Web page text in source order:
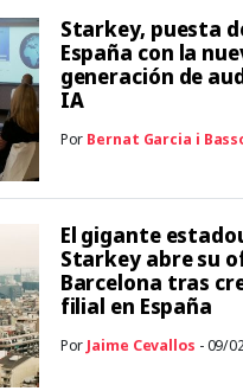
Starkey, puesta
España con la
generación de
IA
Por Bernat Garcia i
El gigante
Starkey abre su
Barcelona tras
filial en España
Por Jaime Cevallos - 09/